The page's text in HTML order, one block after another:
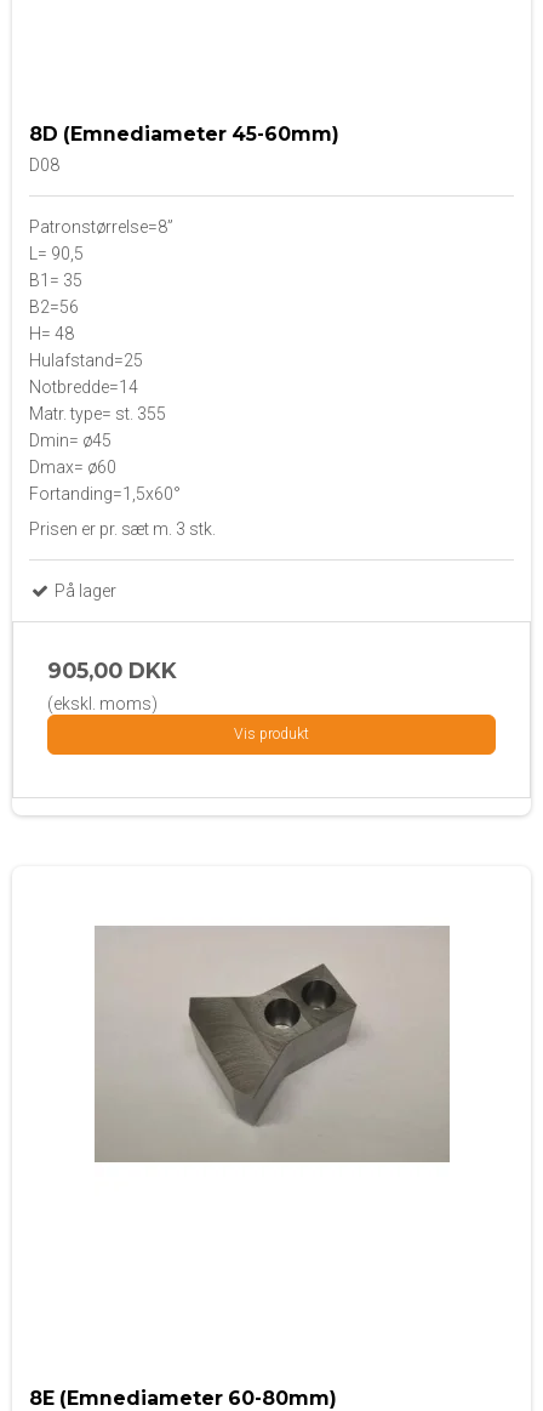
8D (Emnediameter 45-60mm)
D08
Patronstørrelse=8”
L= 90,5
B1= 35
B2=56
H= 48
Hulafstand=25
Notbredde=14
Matr. type= st. 355
Dmin= ø45
Dmax= ø60
Fortanding=1,5x60°
Prisen er pr. sæt m. 3 stk.
På lager
905,00 DKK
(ekskl. moms)
Vis produkt
8E (Emnediameter 60-80mm)